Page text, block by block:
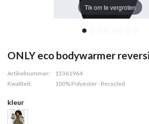
Tik om te vergroten
ONLY eco bodywarmer
Artikelnummer:
15361964
Kwaliteit:
100% Polyester - Recycled
kleur